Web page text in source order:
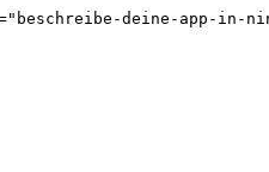
deine-app-in-